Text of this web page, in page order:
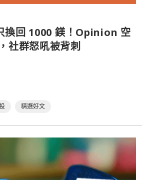
換回 1000 鎂！Opinion 空
社群怒吼被背刺
精選好文